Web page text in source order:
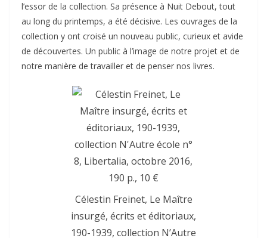
l’essor de la collection. Sa présence à Nuit Debout, tout
au long du printemps, a été décisive. Les ouvrages de la
collection y ont croisé un nouveau public, curieux et avide
de découvertes. Un public à l’image de notre projet et de
notre manière de travailler et de penser nos livres.
Célestin Freinet, Le Maître
insurgé, écrits et éditoriaux,
190-1939, collection N’Autre